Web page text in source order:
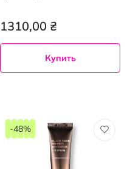
1310,00 ₴
Купить
-48%